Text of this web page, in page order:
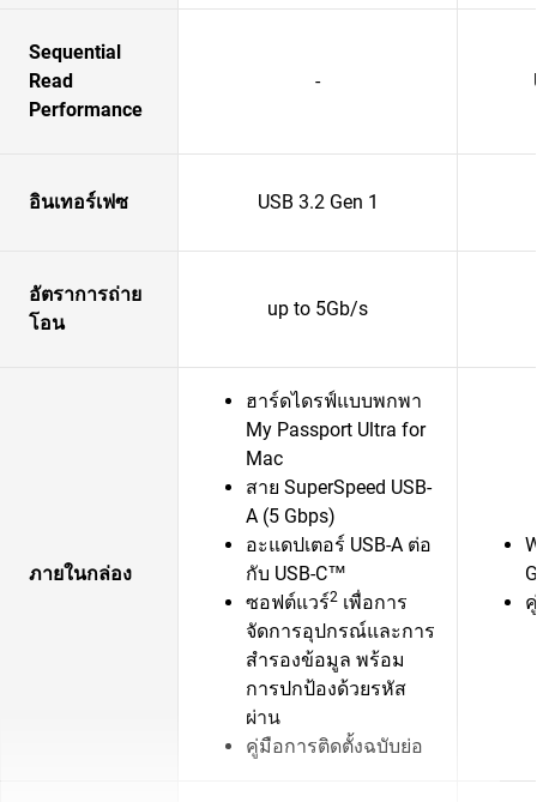
Sequential
Read
Performance
-
อินเทอร์เฟซ USB 3.2 Gen 1
อัตราการถ่าย
โอน
up to 5Gb/s
ภายในกล่อง
ฮาร์ดไดรฟ์แบบพกพา
My Passport Ultra for
Mac
สาย SuperSpeed USB-
A (5 Gbps)
อะแดปเตอร์ USB-A ต่อ
กับ USB-C™
ซอฟต์แวร์2 เพื่อการ
จัดการอุปกรณ์และการ
สำรองข้อมูล พร้อม
การปกป้องด้วยรหัส
ผ่าน
คู่มือการติดตั้งฉบับย่อ